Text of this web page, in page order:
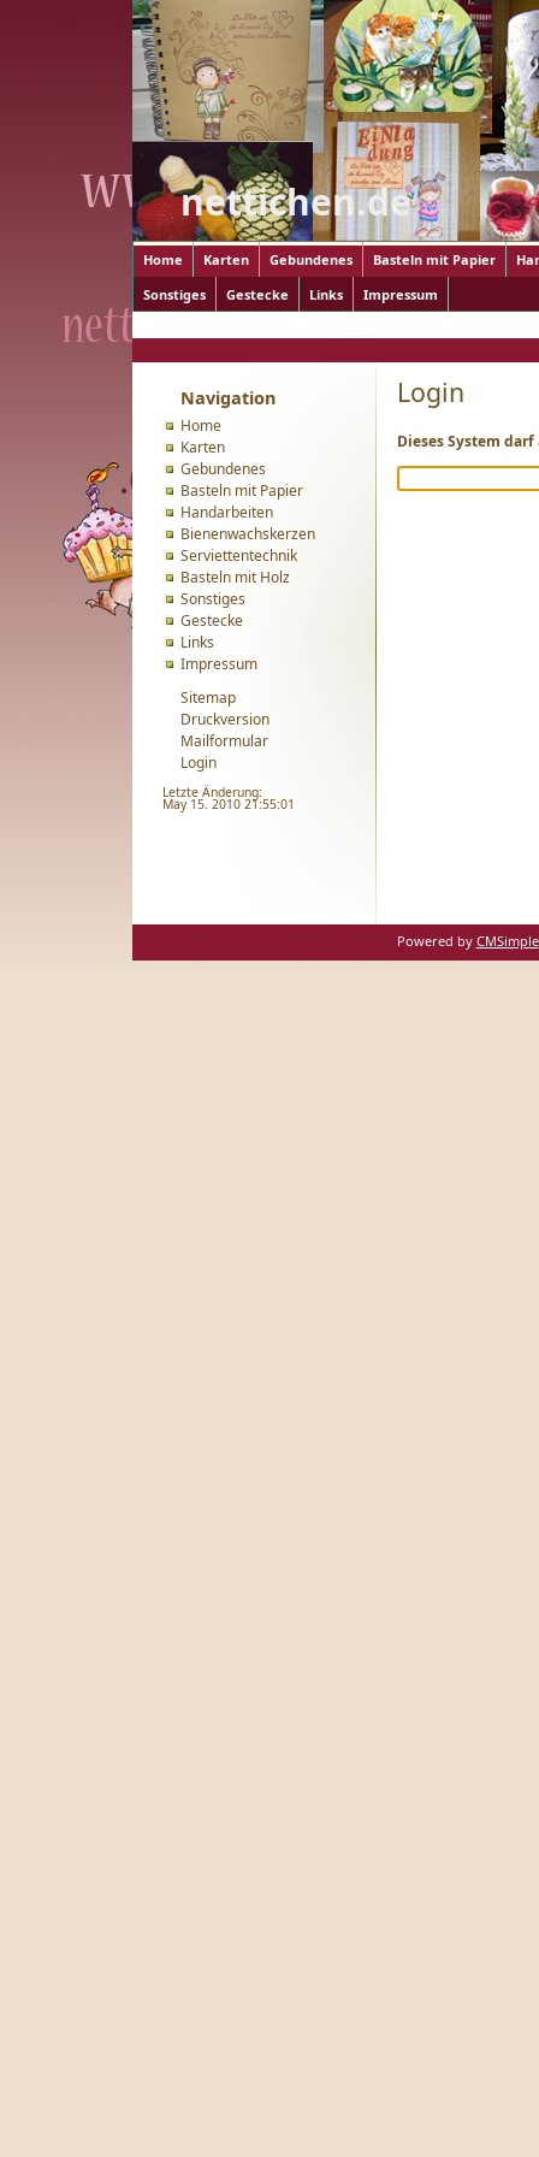
nettichen.de
Home Karten Gebundenes Basteln mit Papier
Sonstiges
Gestecke Links Impressum
Navigation
Home
Karten
Gebundenes
Basteln mit Papier
Handarbeiten
Bienenwachskerzen
Serviettentechnik
Basteln mit Holz
Sonstiges
Gestecke
Links
Impressum
Sitemap
Druckversion
Mailformular
Login
Letzte Änderung:
May 15. 2010 21:55:01
Login
Dieses System
Powered by CMSimple